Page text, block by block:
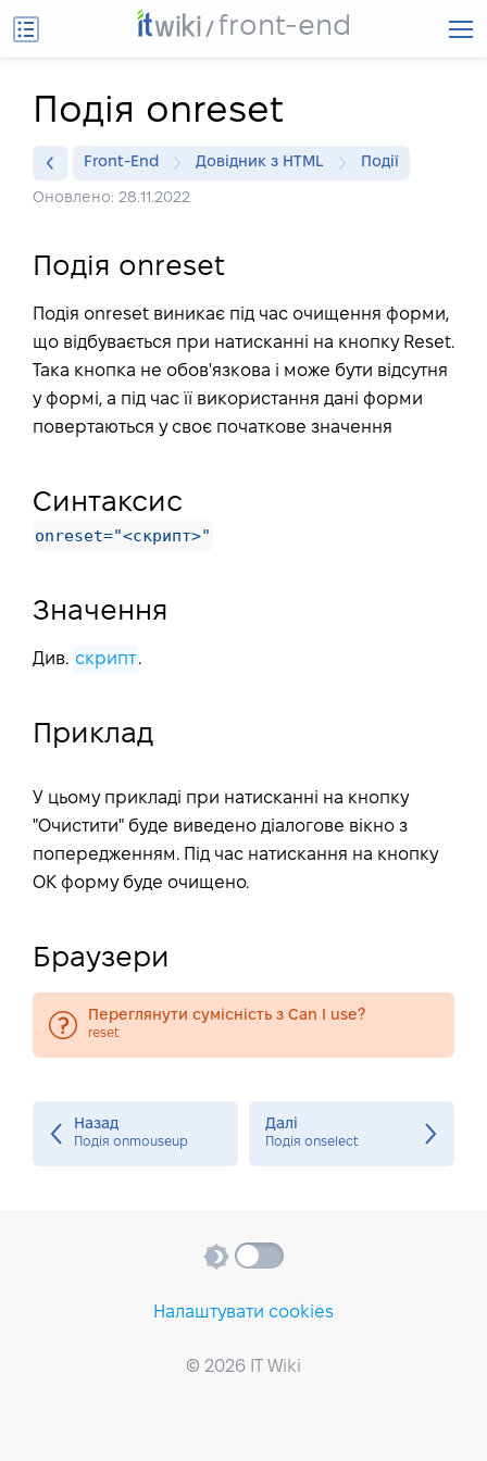
front-end
Подія onreset
Front-End Довідник з HTML Події
Оновлено: 28.11.2022
Подія onreset
Подія onreset виникає під час очищення форми,
що відбувається при натисканні на кнопку Reset.
Така кнопка не обов'язкова і може бути відсутня
у формі, а під час її використання дані форми
повертаються у своє початкове значення
Синтаксис
onreset="<скрипт>"
Значення
Див. скрипт .
Приклад
У цьому прикладі при натисканні на кнопку
"Очистити" буде виведено діалогове вікно з
попередженням. Під час натискання на кнопку
ОК форму буде очищено.
Браузери
Переглянути сумісність з Can I use?
reset
Назад
Подія onmouseup
Далі
Подія onselect
Налаштувати cookies
© 2026 IT Wiki